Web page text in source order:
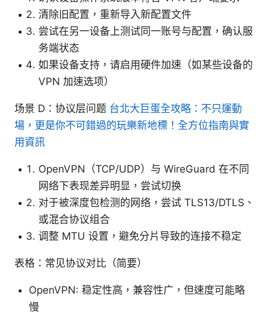
清除旧配置，重新导入新配置文件
尝试在另一设备上测试同一账号与配置，确认服
务端状态
如果设备支持，请启用硬件加速（如某些设备的
VPN 加速选项）
场景 D：协议层问题 台北大巨蛋全攻略：不只運動
場，更是你不可錯過的玩樂新地標！全方位指南與實
用資訊
OpenVPN（TCP/UDP）与 WireGuard 在不同
网络下表现差异明显，尝试切换
对于被深度包检测的网络，尝试 TLS13/DTLS、
或混合协议组合
调整 MTU 设置，避免分片导致的连接不稳定
表格：常见协议对比（简要）
OpenVPN: 稳定性高，兼容性广，但速度可能略
慢